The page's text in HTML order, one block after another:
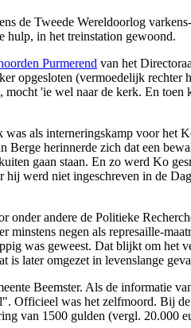
de Tweede Wereldoorlog
hulp, in het treinstation gewoond.
Purmerend van het
opgesloten (vermoedelijk
'ie wel naar de kerk. En
was als interneringskamp voor het
herinnerde zich dat een
gaan staan. En zo werd Ko
werd niet ingeschreven in de
andere de Politieke
negen als represaille-
was geweest. Dat blijkt om het
later omgezet in levenslange
Beemster. Als de informatie
Officieel was het zelfmoord. Bij
van 1500 gulden (vergl. 20.000